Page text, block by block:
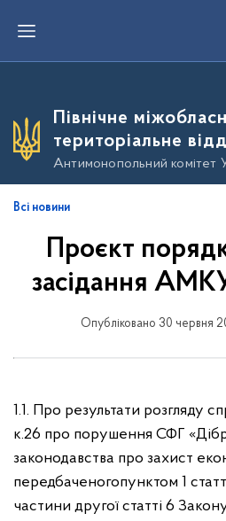
е
о
о
в
Північне
територіальне
Антимонопольний комітет
Всі новини
Проєкт
засідання
Опубліковано 30 червня
1.1. Про результати
к.26 про порушення СФГ
законодавства про захист
передбаченогопунктом 1
частини другої статті 6